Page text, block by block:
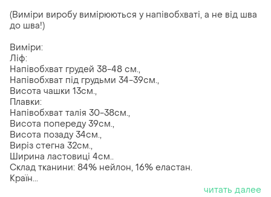
(Виміри виробу вимірюються у напівобхваті, а не від шва
до шва!)
Виміри:
Ліф:
Напівобхват грудей 38-48 см.,
Напівобхват під грудьми 34-39см.,
Висота чашки 13см.,
Плавки:
Напівобхват талія 30-38см.,
Висота попереду 39см.,
Висота позаду 34см.,
Виріз стегна 32см.,
Ширина ластовиці 4см..
Склад тканини: 84% нейлон, 16% еластан.
Країн...
читать далее